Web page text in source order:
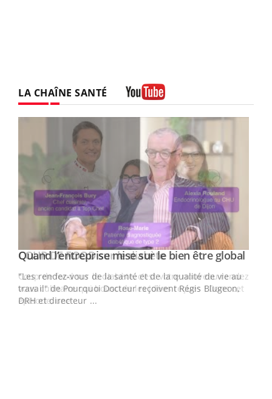
LA CHAÎNE SANTÉ
Youtube
Quand l’entreprise mise sur le bien être global
"Les rendez-vous de la santé et de la qualité de vie au
travail" de Pourquoi Docteur reçoivent Régis Blugeon,
DRH et directeur ...